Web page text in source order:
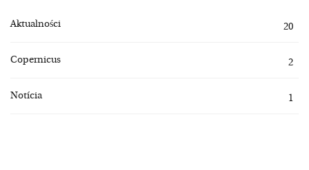
Aktualności 20
Copernicus 2
Notícia 1